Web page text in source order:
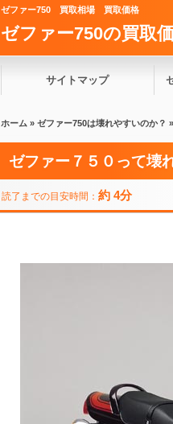
ゼファー750 買取相場 買取価格
ゼファー750の買取
サイトマップ
ホーム » ゼファー750は壊れやすいのか？ »
ゼファー７５０って壊
読了までの目安時間： 約 4分